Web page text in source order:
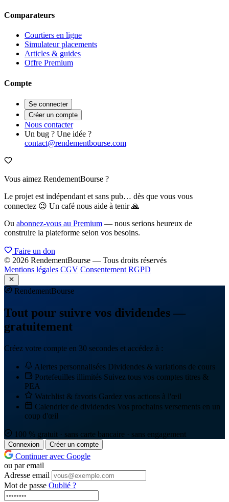
Comparateurs
Courtiers en ligne
Simulateur placements
Articles & guides
Offre Premium
Compte
Se connecter
Créer un compte
Nous contacter
Un bug ? Une idée ?
contact@rendementbourse.com
Vous aimez RendementBourse ?
Le projet est indépendant et sans pub… dès que vous vous
connectez 😉 Un café nous aide à tenir 🙏
Ou abonnez-vous au Premium — nous serions heureux de
construire la plateforme selon vos besoins.
Faire un don
© 2026 RendementBourse — Tous droits réservés
Mentions légales CGV Consentement RGPD
RendementBourse
Tout pour suivre vos dividendes —
gratuitement
Créez votre compte en 30 secondes et accédez à :
Alertes personnalisées Dividendes & variations de cours
Portefeuilles illimités Suivez tous vos comptes titres &
PEA
Watchlist & favoris Gardez vos actions à l'œil
Calendrier de dividendes Vos prochains versements en un
coup d'œil
100 % gratuit · sans carte bancaire · sans engagement
Connexion Créer un compte
Continuer avec Google
ou par email
Adresse email
Mot de passe Oublié ?